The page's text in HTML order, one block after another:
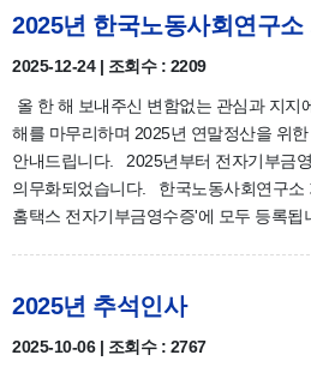
2025-12-24 | 조회수 : 2209
올 한 해 보내주신 변함없는 관심과 지지
해를 마무리하며 2025년 연말정산을 위
안내드립니다. 2025년부터 전자기부금
의무화되었습니다. 한국노동사회연구소
홈택스 전자기부금영수증'에 모두 등록됩
2025년 추석인사
2025-10-06 | 조회수 : 2767